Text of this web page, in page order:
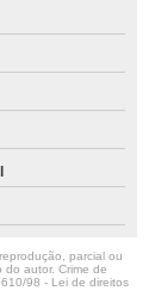
parcial ou
autor. Crime de
98 - Lei de direitos